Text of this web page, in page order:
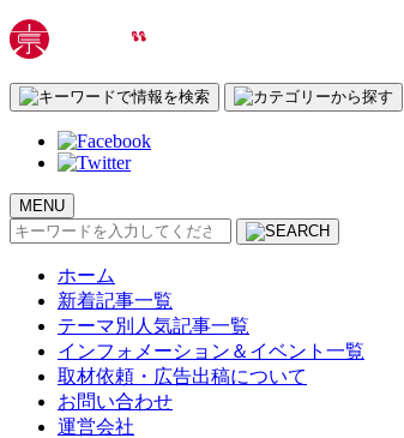
MENU
検
ホーム
新着記事一覧
テーマ別人気記事一覧
インフォメーション＆イベント一覧
取材依頼・広告出稿について
お問い合わせ
運営会社